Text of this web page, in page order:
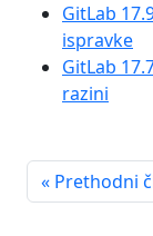
GitLab
ispravke
GitLab
razini
« Prethodni